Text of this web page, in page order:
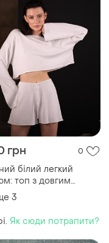
грн 0
білий легкий
топ з довгим
та шорти
3
Як сюди потрапити?